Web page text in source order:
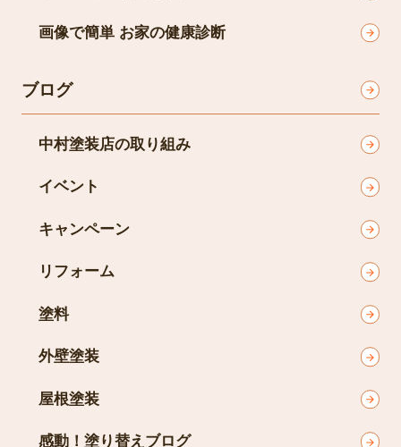
画像で簡単 お家の健康診断
ブログ
中村塗装店の取り組み
イベント
キャンペーン
リフォーム
塗料
外壁塗装
屋根塗装
感動！塗り替えブログ